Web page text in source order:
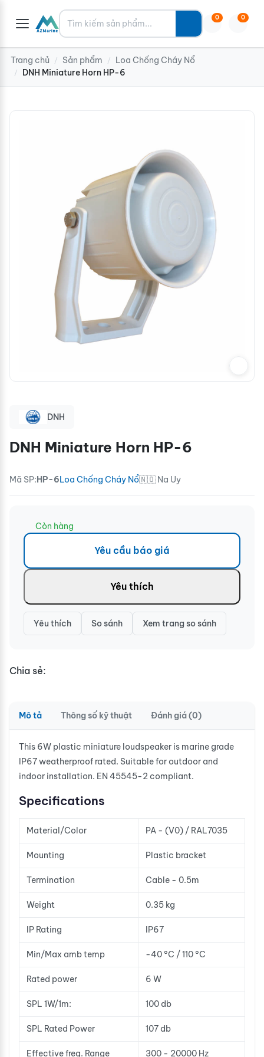
Tìm kiếm 0 0
Trang chủ / Sản phẩm / Loa Chống Cháy Nổ
/ DNH Miniature Horn HP-6
DNH
DNH Miniature Horn HP-6
Mã SP: HP-6Loa Chống Cháy Nổ🇳🇴 Na Uy
Còn hàng
Yêu cầu báo giá
Yêu thích
Yêu thích So sánh Xem trang so sánh
Chia sẻ:
Mô tả Thông số kỹ thuật Đánh giá (0)
This 6W plastic miniature loudspeaker is marine grade
IP67 weatherproof rated. Suitable for outdoor and
indoor installation. EN 45545-2 compliant.
Specifications
Material/Color PA - (V0) / RAL7035
Mounting Plastic bracket
Termination Cable - 0.5m
Weight 0.35 kg
IP Rating IP67
Min/Max amb temp -40 °C / 110 °C
Rated power 6 W
SPL 1W/1m: 100 db
SPL Rated Power 107 db
Effective freq. Range 300 - 20000 Hz